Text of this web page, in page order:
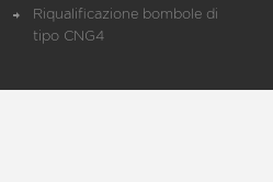
Riqualificazione bombole di
tipo CNG4